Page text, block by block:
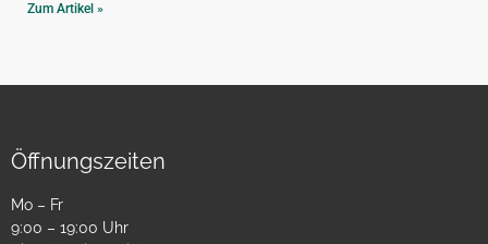
Zum Artikel »
Öffnungszeiten
Mo – Fr
9:00 – 19:00 Uhr